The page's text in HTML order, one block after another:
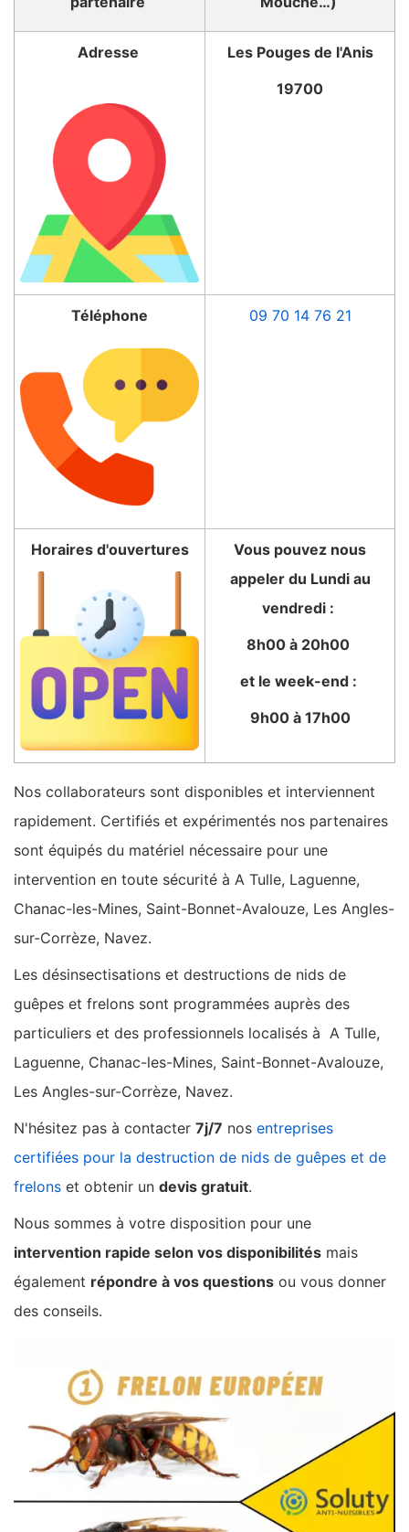
Adresse
Les Pouges de l'Anis
19700
Téléphone 09 70 14 76 21
Horaires d'ouvertures
Vous pouvez nous
appeler du Lundi au
vendredi :
8h00 à 20h00
et le week-end :
9h00 à 17h00
Nos collaborateurs sont disponibles et interviennent
rapidement. Certifiés et expérimentés nos partenaires
sont équipés du matériel nécessaire pour une
intervention en toute sécurité à A Tulle, Laguenne,
Chanac-les-Mines, Saint-Bonnet-Avalouze, Les Angles-
sur-Corrèze, Navez.
Les désinsectisations et destructions de nids de
guêpes et frelons sont programmées auprès des
particuliers et des professionnels localisés à A Tulle,
Laguenne, Chanac-les-Mines, Saint-Bonnet-Avalouze,
Les Angles-sur-Corrèze, Navez.
N'hésitez pas à contacter 7j/7 nos entreprises
certifiées pour la destruction de nids de guêpes et de
frelons et obtenir un devis gratuit.
Nous sommes à votre disposition pour une
intervention rapide selon vos disponibilités mais
également répondre à vos questions ou vous donner
des conseils.